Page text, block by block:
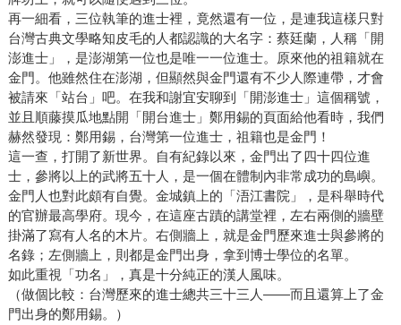
再一細看，三位執筆的進士裡，竟然還有一位，是連我這樣只對
台灣古典文學略知皮毛的人都認識的大名字：蔡廷蘭，人稱「開
澎進士」，是澎湖第一位也是唯一一位進士。原來他的祖籍就在
金門。他雖然住在澎湖，但顯然與金門還有不少人際連帶，才會
被請來「站台」吧。在我和謝宜安聊到「開澎進士」這個稱號，
並且順藤摸瓜地點開「開台進士」鄭用錫的頁面給他看時，我們
赫然發現：鄭用錫，台灣第一位進士，祖籍也是金門！
這一查，打開了新世界。自有紀錄以來，金門出了四十四位進
士，參將以上的武將五十人，是一個在體制內非常成功的島嶼。
金門人也對此頗有自覺。金城鎮上的「浯江書院」，是科舉時代
的官辦最高學府。現今，在這座古蹟的講堂裡，左右兩側的牆壁
掛滿了寫有人名的木片。右側牆上，就是金門歷來進士與參將的
名錄；左側牆上，則都是金門出身，拿到博士學位的名單。
如此重視「功名」，真是十分純正的漢人風味。
（做個比較：台灣歷來的進士總共三十三人——而且還算上了金
門出身的鄭用錫。）